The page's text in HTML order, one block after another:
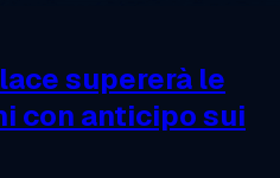
supererà le
con anticipo sui